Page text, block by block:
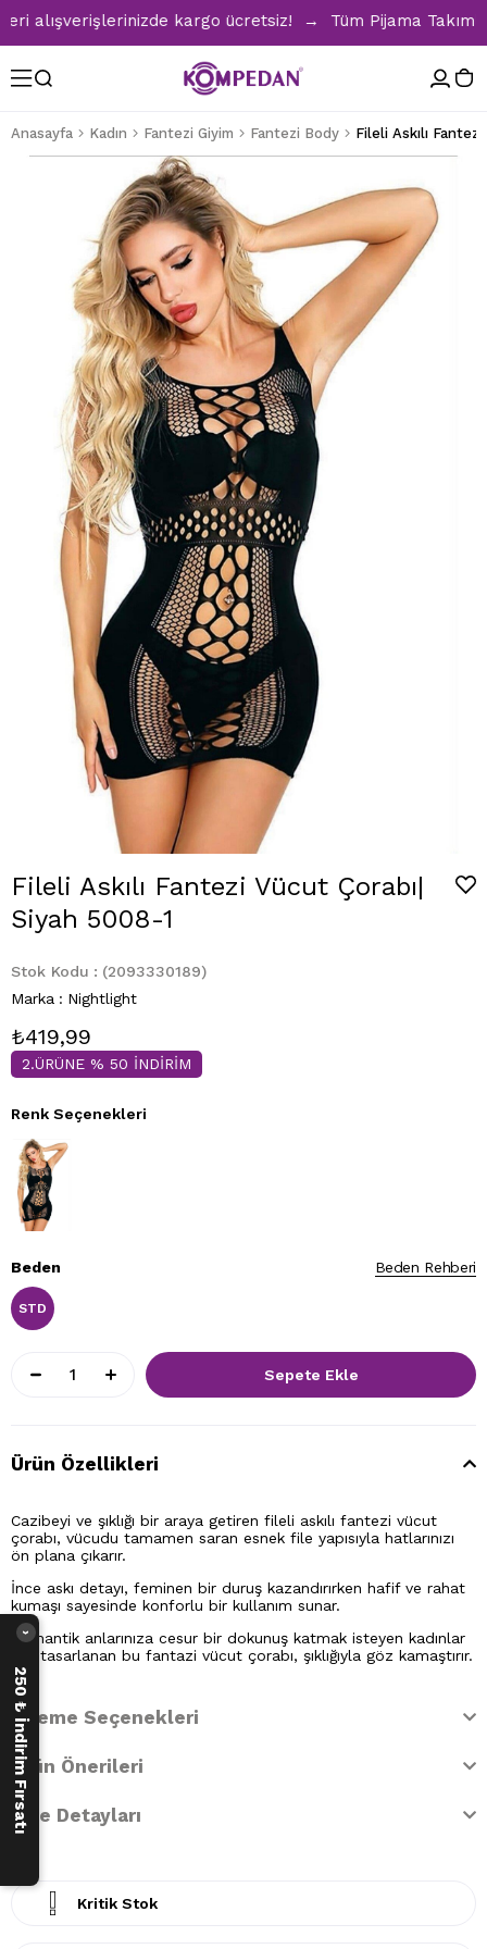
kargo ücretsiz! → Tüm Pijama
Anasayfa Kadın Fantezi Giyim Fantezi Body Fileli Askılı
Fileli Askılı Fantezi Vücut Çorabı|
Siyah 5008-1
Stok Kodu
(2093330189)
Marka : Nightlight
₺419,99
2.ÜRÜNE % 50 İNDİRİM
Renk Seçenekleri
Beden Rehberi
Beden
STD
Ürün Özellikleri
Cazibeyi ve şıklığı bir araya getiren fileli askılı fantezi vücut
çorabı, vücudu tamamen saran esnek file yapısıyla hatlarınızı
ön plana çıkarır.
İnce askı detayı, feminen bir duruş kazandırırken hafif ve rahat
kumaşı sayesinde konforlu bir kullanım sunar.
Romantik anlarınıza cesur bir dokunuş katmak isteyen kadınlar
için tasarlanan bu fantazi vücut çorabı, şıklığıyla göz kamaştırır.
Ödeme Seçenekleri
Ürün Önerileri
İade Detayları
Kritik Stok
250 ₺ İndirim Fırsatı
›